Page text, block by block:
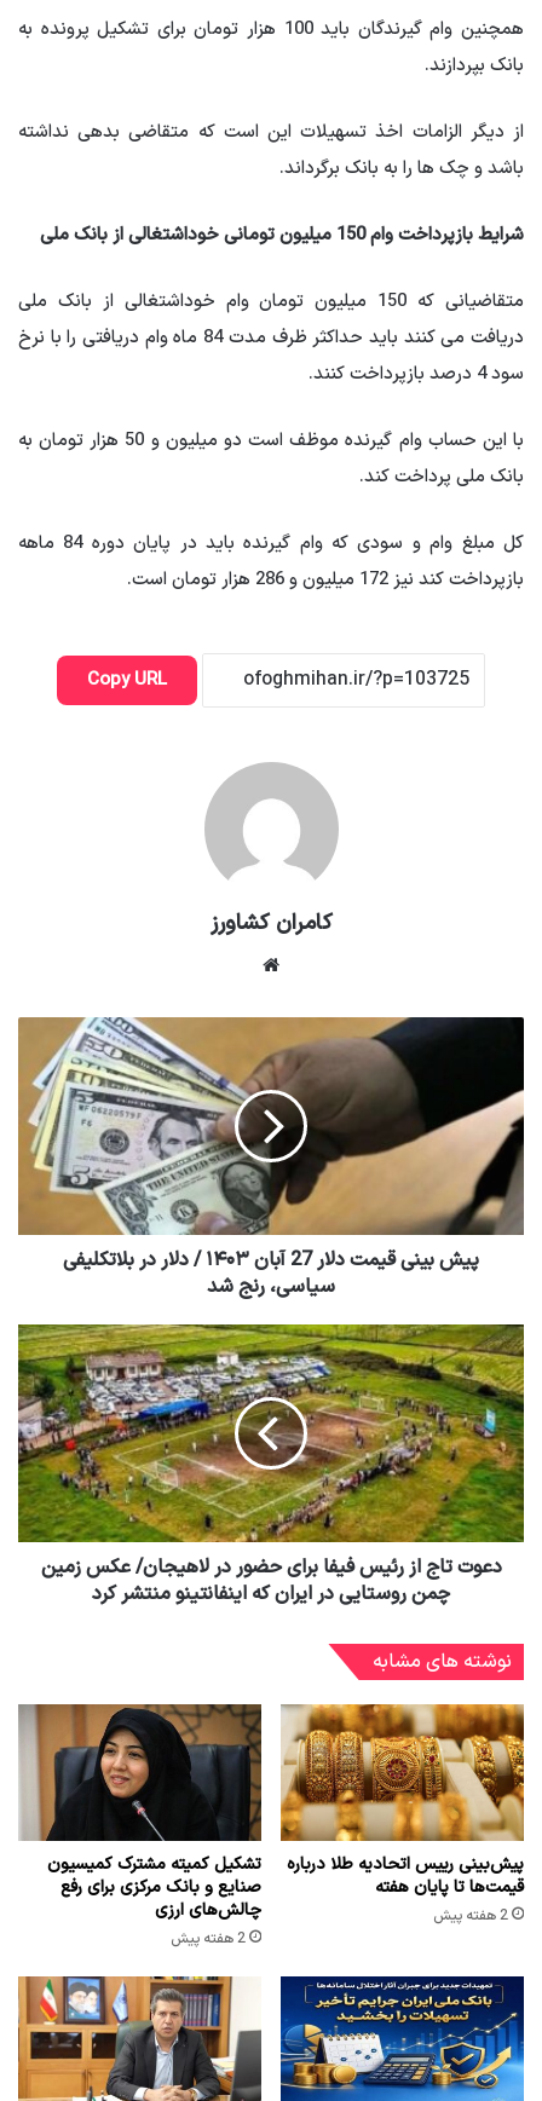
همچنین وام گیرندگان باید 100 هزار تومان برای تشکیل پرونده به
بانک بپردازند.
از دیگر الزامات اخذ تسهیلات این است که متقاضی بدهی نداشته
باشد و چک ها را به بانک برگرداند.
شرایط بازپرداخت وام 150 میلیون تومانی خوداشتغالی از بانک ملی
متقاضیانی که 150 میلیون تومان وام خوداشتغالی از بانک ملی
دریافت می کنند باید حداکثر ظرف مدت 84 ماه وام دریافتی را با نرخ
سود 4 درصد بازپرداخت کنند.
با این حساب وام گیرنده موظف است دو میلیون و 50 هزار تومان به
بانک ملی پرداخت کند.
کل مبلغ وام و سودی که وام گیرنده باید در پایان دوره 84 ماهه
بازپرداخت کند نیز 172 میلیون و 286 هزار تومان است.
Copy URL
کامران کشاورز
پیش بینی قیمت دلار 27 آبان ۱۴۰۳ / دلار در بلاتکلیفی
سیاسی، رنج شد
دعوت تاج از رئیس فیفا برای حضور در لاهیجان/ عکس زمین
چمن روستایی در ایران که اینفانتینو منتشر کرد
نوشته های مشابه
پیش‌بینی رییس اتحادیه طلا درباره
قیمت‌ها تا پایان هفته
2 هفته پیش
تشکیل کمیته مشترک کمیسیون
صنایع و بانک مرکزی برای رفع
چالش‌های ارزی
2 هفته پیش